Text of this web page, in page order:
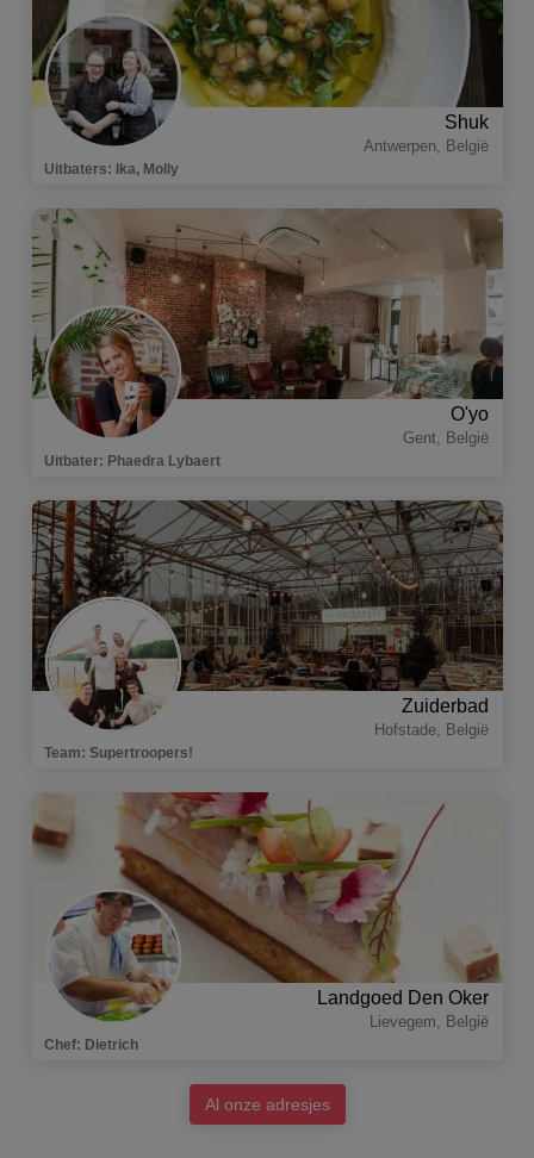
Shuk
Antwerpen, België
Uitbaters: Ika, Molly
O'yo
Gent, België
Uitbater: Phaedra Lybaert
Zuiderbad
Hofstade, België
Team: Supertroopers!
Landgoed Den Oker
Lievegem, België
Chef: Dietrich
Al onze adresjes